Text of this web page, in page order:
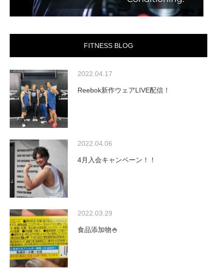
FITNESS BLOG
2022.04.17
Reebok新作ウェアLIVE配信！
2022.04.06
4月入会キャンペーン！！
2022.03.29
食品添加物🍚